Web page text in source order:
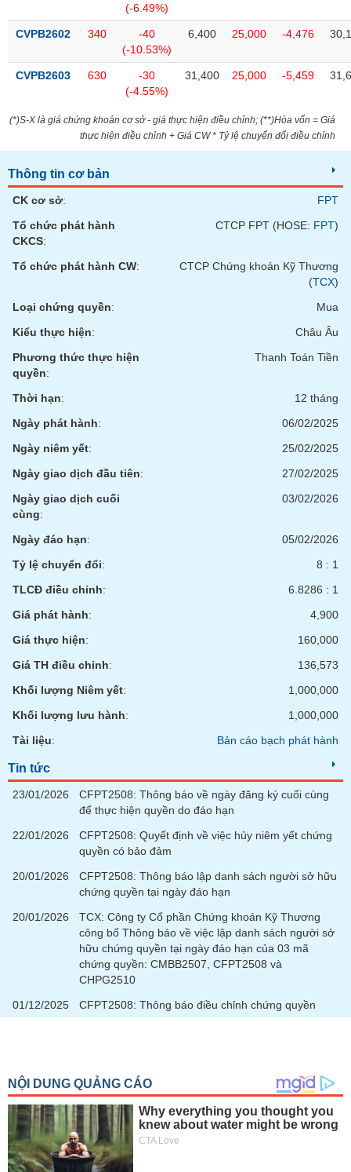
(-6.49%)
CVPB2602 340
-40
(-10.53%)
6,400 25,000 -4,476
CVPB2603 630
-30
(-4.55%)
31,400 25,000 -5,459
(*)S-X là giá chứng khoán cơ sở - giá thực hiện điều chỉnh; (**)Hòa vốn = Giá
thực hiện điều chỉnh + Giá CW * Tỷ lệ chuyển đổi điều chỉnh
Thông tin cơ bản
CK cơ sở:
FPT
Tổ chức phát hành
CKCS:
CTCP FPT (HOSE: FPT)
Tổ chức phát hành CW:
CTCP Chứng khoán Kỹ Thương
(TCX)
Loại chứng quyền:
Mua
Kiểu thực hiện:
Châu Âu
Phương thức thực hiện
quyền:
Thanh Toán Tiền
Thời hạn:
12 tháng
Ngày phát hành:
06/02/2025
Ngày niêm yết:
25/02/2025
Ngày giao dịch đầu tiên:
27/02/2025
Ngày giao dịch cuối
cùng:
03/02/2026
Ngày đáo hạn:
05/02/2026
Tỷ lệ chuyển đổi:
8 : 1
TLCĐ điều chỉnh:
6.8286 : 1
Giá phát hành:
4,900
Giá thực hiện:
160,000
Giá TH điều chỉnh:
136,573
Khối lượng Niêm yết:
1,000,000
Khối lượng lưu hành:
1,000,000
Tài liệu: Bản cáo bạch phát hành
Tin tức
23/01/2026
CFPT2508: Thông báo về ngày đăng ký cuối cùng
để thực hiện quyền do đáo hạn
22/01/2026
CFPT2508: Quyết định về việc hủy niêm yết chứng
quyền có bảo đảm
20/01/2026
CFPT2508: Thông báo lập danh sách người sở hữu
chứng quyền tại ngày đáo hạn
20/01/2026
TCX: Công ty Cổ phần Chứng khoán Kỹ Thương
công bố Thông báo về việc lập danh sách người sở
hữu chứng quyền tại ngày đáo hạn của 03 mã
chứng quyền: CMBB2507, CFPT2508 và
CHPG2510
01/12/2025
CFPT2508: Thông báo điều chỉnh chứng quyền
chứng
khoán
Tất cả Cổ phiếu Chỉ số Chứng chỉ quỹ Chứng
đạo
(-)
Tất cả Người nội bộ Người liên quan Cổ đông lớn
Tin
Bài
của
tác
(-)
Báo
phân
(-)
Thuật
ngữ
(-)
Dịch
vụ
tạo
Sách
cụ
Truyền
Dữ
liệu